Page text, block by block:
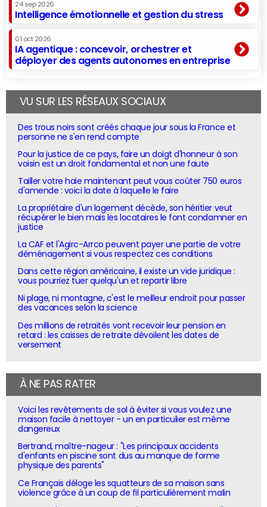
24 sep 2026
Intelligence émotionnelle et gestion du stress
01 oct 2026
IA agentique : concevoir, orchestrer et
déployer des agents autonomes en entreprise
VU SUR LES RÉSEAUX SOCIAUX
Des trous noirs sont créés chaque jour sous la France et
personne ne s'en rend compte
Pour la justice de ce pays, faire un doigt d'honneur à son
voisin est un droit fondamental et non une faute
Tailler votre haie maintenant peut vous coûter 750 euros
d'amende : voici la date à laquelle le faire
La propriétaire d'un logement décède, son héritier veut
récupérer le bien mais les locataires le font condamner en
justice
La CAF et l'Agirc-Arrco peuvent payer une partie de votre
déménagement si vous respectez ces conditions
Dans cette région américaine, il existe un vide juridique :
vous pourriez tuer quelqu'un et repartir libre
Ni plage, ni montagne, c'est le meilleur endroit pour passer
des vacances selon la science
Des millions de retraités vont recevoir leur pension en
retard : les caisses de retraite dévoilent les dates de
versement
À NE PAS RATER
Voici les revêtements de sol à éviter si vous voulez une
maison facile à nettoyer - un en particulier est même
dangereux
Bertrand, maître-nageur : "Les principaux accidents
d'enfants en piscine sont dus au manque de forme
physique des parents"
Ce Français déloge les squatteurs de sa maison sans
violence grâce à un coup de fil particulièrement malin